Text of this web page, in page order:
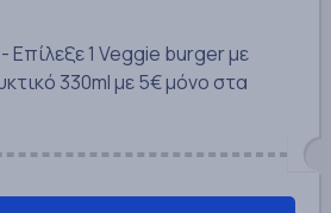
1 Veggie burger με
330ml με 5€ μόνο στα